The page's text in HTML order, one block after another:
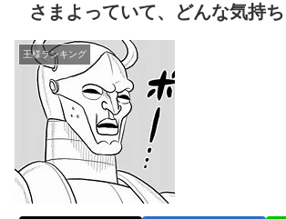
さまよっていて、どんな気持ち
王様ランキング